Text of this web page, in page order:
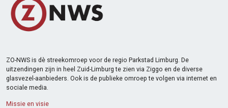
ZO-NWS is dè streekomroep voor de regio Parkstad Limburg. De
uitzendingen zijn in heel Zuid-Limburg te zien via Ziggo en de diverse
glasvezel-aanbieders. Ook is de publieke omroep te volgen via internet en
sociale media.
Missie en visie